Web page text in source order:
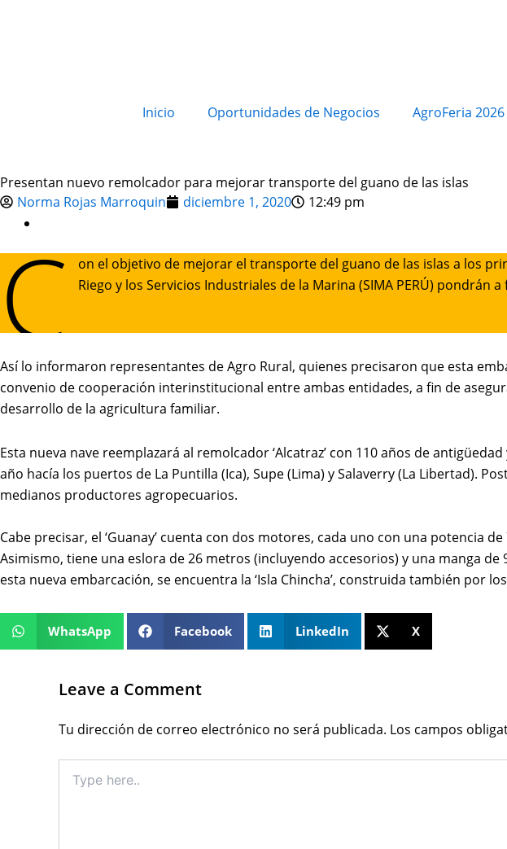
Inicio Oportunidades de Negocios AgroFeria 2026
Presentan nuevo remolcador para mejorar transporte del guano de las islas
Norma Rojas Marroquin
diciembre 1, 2020 12:49 pm
C
on el objetivo de mejorar el transporte del guano de las islas a los
Riego y los Servicios Industriales de la Marina (SIMA PERÚ)
Así lo informaron representantes de Agro Rural, quienes precisaron que esta
convenio de cooperación interinstitucional entre ambas entidades, a fin de
desarrollo de la agricultura familiar.
Esta nueva nave reemplazará al remolcador ‘Alcatraz’ con 110 años de
año hacía los puertos de La Puntilla (Ica), Supe (Lima) y Salaverry (La Libertad).
medianos productores agropecuarios.
Cabe precisar, el ‘Guanay’ cuenta con dos motores, cada uno con una potencia
Asimismo, tiene una eslora de 26 metros (incluyendo accesorios) y una manga
esta nueva embarcación, se encuentra la ‘Isla Chincha’, construida también por
WhatsApp Facebook LinkedIn X
Leave a Comment
Tu dirección de correo electrónico no será publicada. Los campos
here..